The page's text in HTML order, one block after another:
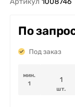
По
Под заказ
мин.
1
шт.